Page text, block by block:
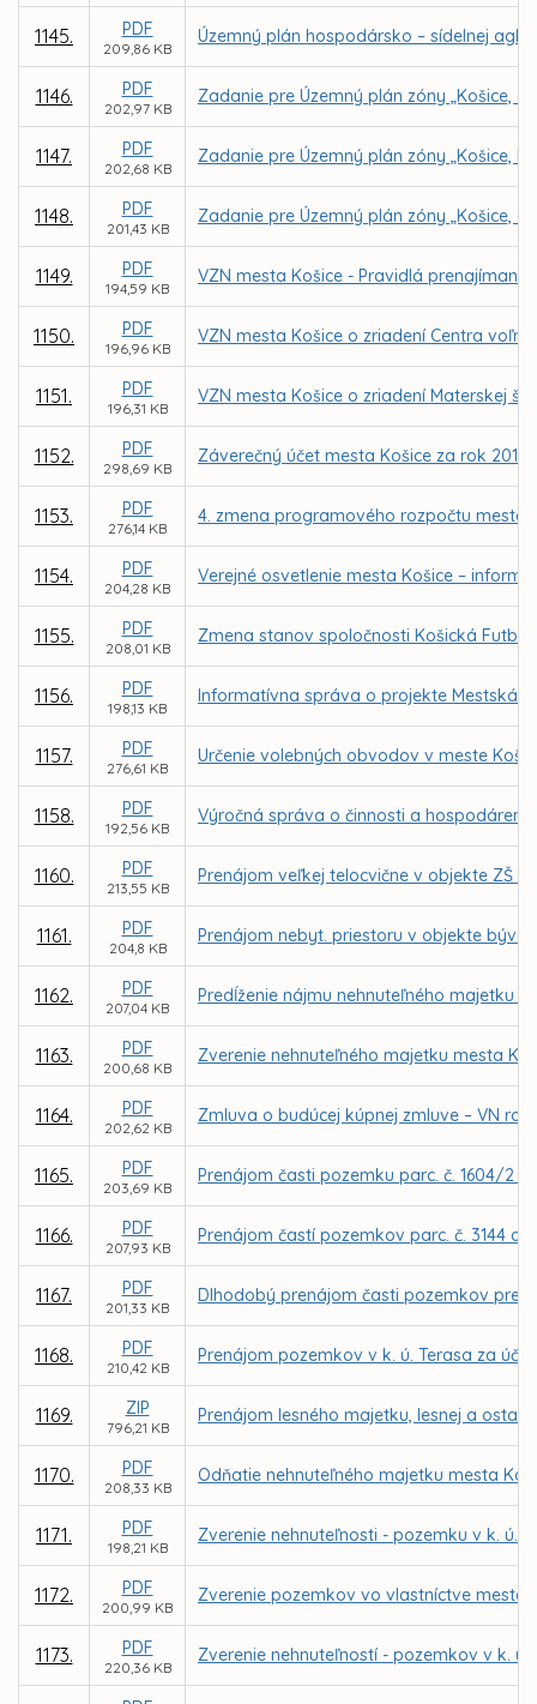
1145. PDF
209,86 KB
Územný plán hospodársko – sídelnej
1146. PDF
202,97 KB
Zadanie pre Územný plán zóny „Košice,
1147. PDF
202,68 KB
Zadanie pre Územný plán zóny „Košice,
1148. PDF
201,43 KB
Zadanie pre Územný plán zóny „Košice,
1149. PDF
194,59 KB
VZN mesta Košice - Pravidlá
1150. PDF
196,96 KB
VZN mesta Košice o zriadení Centra
1151. PDF
196,31 KB
VZN mesta Košice o zriadení Materskej
1152. PDF
298,69 KB
Záverečný účet mesta Košice za rok 2017
1153. PDF
276,14 KB
4. zmena programového rozpočtu mesta
1154. PDF
204,28 KB
Verejné osvetlenie mesta Košice –
1155. PDF
208,01 KB
Zmena stanov spoločnosti Košická
1156. PDF
198,13 KB
Informatívna správa o projekte Mestská
1157. PDF
276,61 KB
Určenie volebných obvodov v meste
1158. PDF
192,56 KB
Výročná správa o činnosti a hospodárení
1160. PDF
213,55 KB
Prenájom veľkej telocvične v objekte ZŠ
1161. PDF
204,8 KB
Prenájom nebyt. priestoru v objekte
1162. PDF
207,04 KB
Predĺženie nájmu nehnuteľného majetku
1163. PDF
200,68 KB
Zverenie nehnuteľného majetku mesta
1164. PDF
202,62 KB
Zmluva o budúcej kúpnej zmluve – VN
1165. PDF
203,69 KB
Prenájom časti pozemku parc. č. 1604/2
1166. PDF
207,93 KB
Prenájom častí pozemkov parc. č. 3144 a
1167. PDF
201,33 KB
Dlhodobý prenájom časti pozemkov pre
1168. PDF
210,42 KB
Prenájom pozemkov v k. ú. Terasa za
1169. ZIP
796,21 KB
Prenájom lesného majetku, lesnej a
1170. PDF
208,33 KB
Odňatie nehnuteľného majetku mesta
1171. PDF
198,21 KB
Zverenie nehnuteľnosti - pozemku v k. ú.
1172. PDF
200,99 KB
Zverenie pozemkov vo vlastníctve mesta
1173. PDF
220,36 KB
Zverenie nehnuteľností - pozemkov v k.